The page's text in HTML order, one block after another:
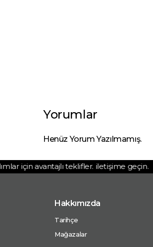
Yorumlar
Henüz Yorum Yazılmamış.
için avantajlı teklifler. iletişime geçin.
Hakkımızda
Tarihçe
Mağazalar